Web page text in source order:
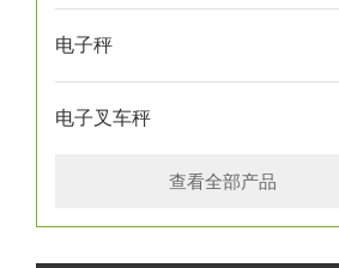
电子秤
电子叉车秤
查看全部产品